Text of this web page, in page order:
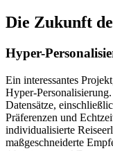
Die Zukunft
Hyper-
Ein interessantes
Hyper-
Datensätze,
Präferenzen und
individualisierte
maßgeschneiderte